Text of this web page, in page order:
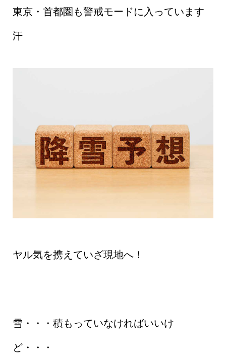
東京・首都圏も警戒モードに入っています
汗
ヤル気を携えていざ現地へ！
雪・・・積もっていなければいいけ
ど・・・